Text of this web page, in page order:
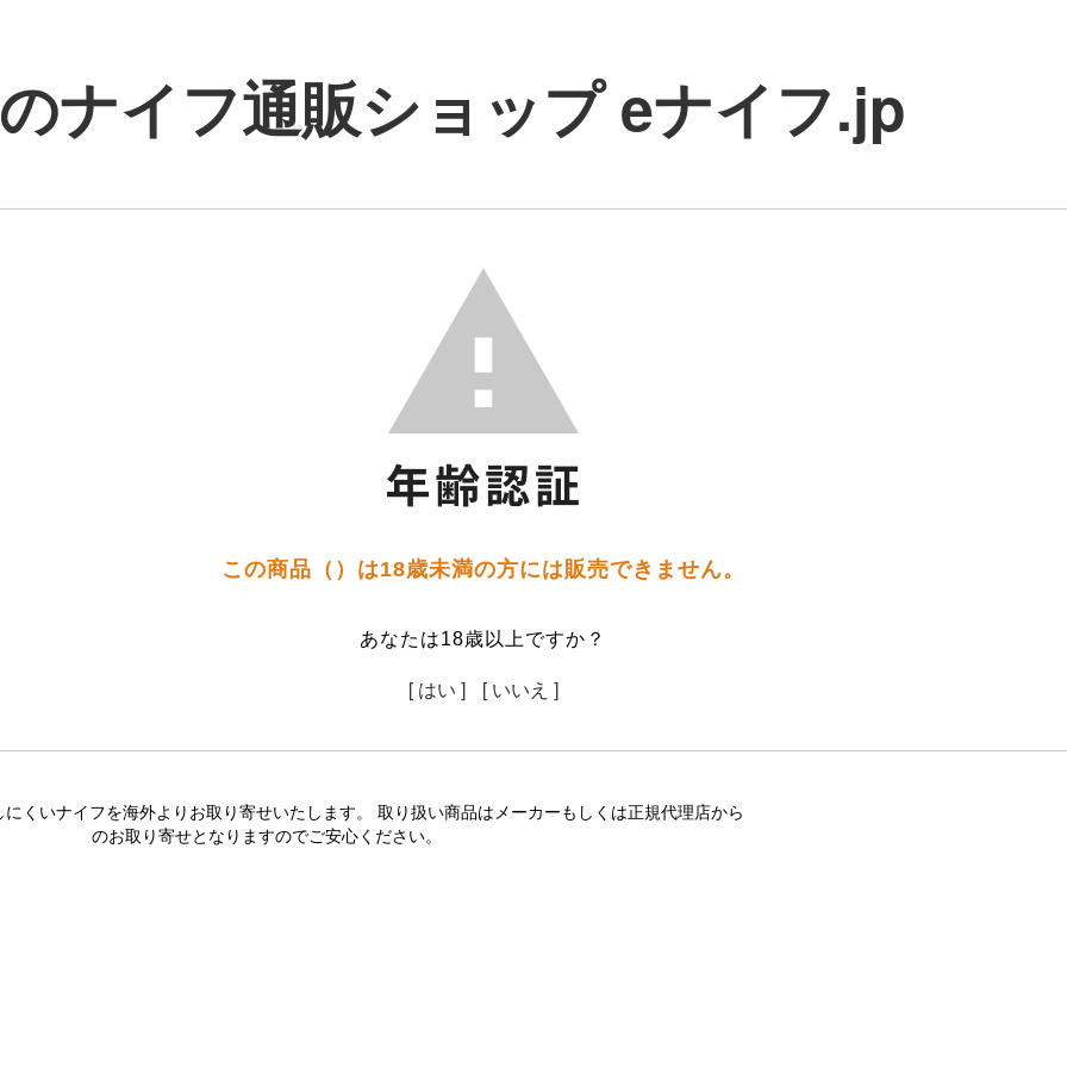
ナイフ通販ショップ eナイフ.jp
この商品（）は18歳未満の方には販売できません。
あなたは18歳以上ですか？
[ はい ] [ いいえ ]
くいナイフを海外よりお取り寄せいたします。 取り扱い商品はメーカーもしくは正規代理店から
のお取り寄せとなりますのでご安心ください。